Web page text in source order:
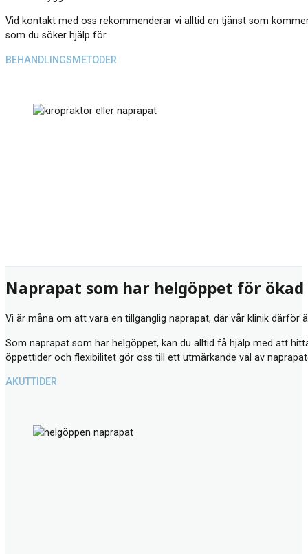
Vid kontakt med oss rekommenderar vi alltid en tjänst som
som du söker hjälp för.
BEHANDLINGSMETODER
Naprapat som har helgöppet för
Vi är måna om att vara en tillgänglig naprapat, där vår klinik därför
Som naprapat som har helgöppet, kan du alltid få hjälp med att
öppettider och flexibilitet gör oss till ett utmärkande val av
AKUTTIDER